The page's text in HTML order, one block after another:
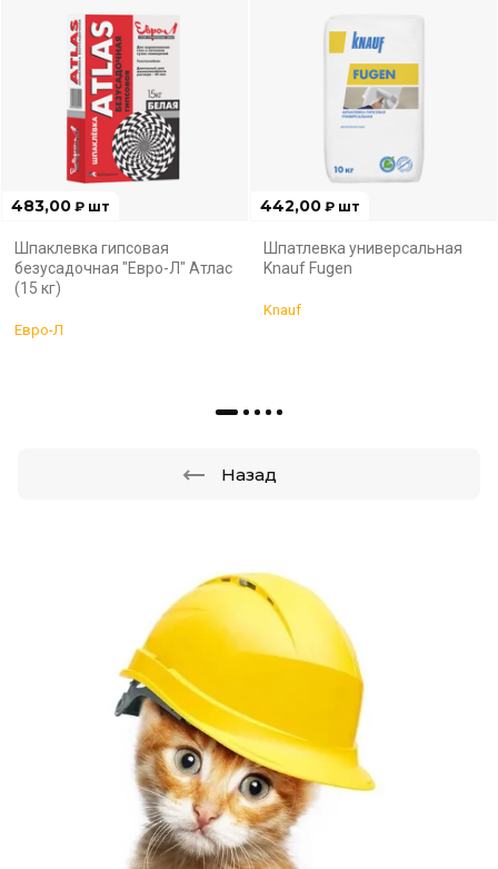
483,00 ₽ шт
Шпаклевка гипсовая
безусадочная "Евро-Л" Атлас
(15 кг)
Евро-Л
442,00 ₽ шт
Шпатлевка универсальная
Knauf Fugen
Knauf
Назад